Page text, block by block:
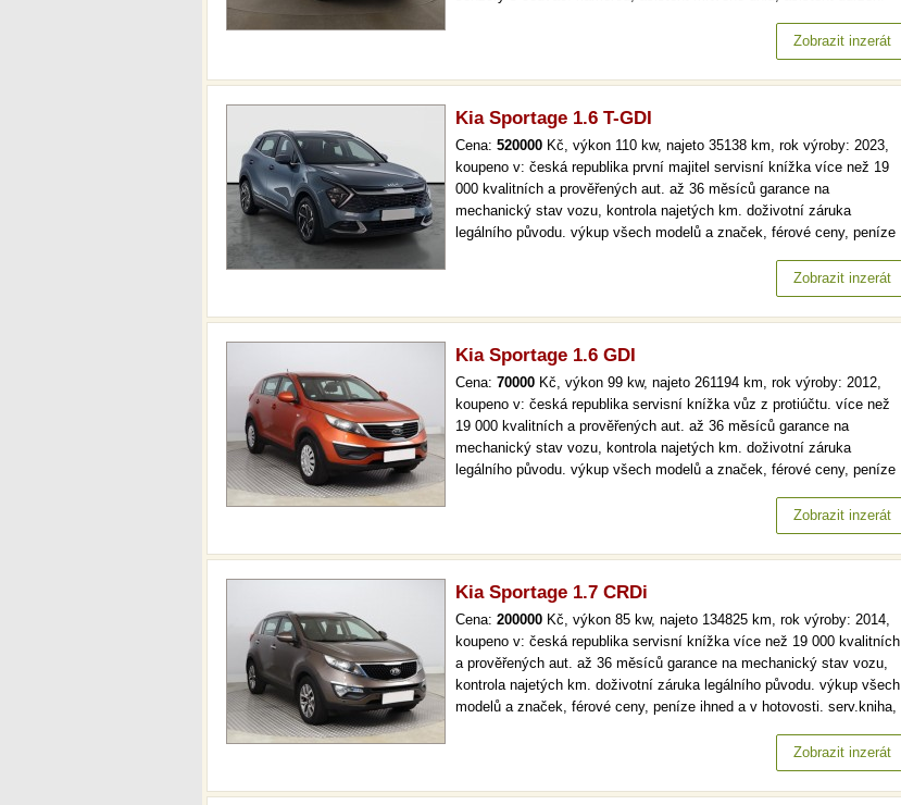
volant, adaptivní tempomat, navigace, bezklíčové odemykání a
Zobrazit inzerát
Kia Sportage 1.6 T-GDI
Cena: 520000 Kč, výkon 110 kw, najeto 35138 km, rok výroby: 2023,
koupeno v: česká republika první majitel servisní knížka více než 19
000 kvalitních a prověřených aut. až 36 měsíců garance na
mechanický stav vozu, kontrola najetých km. doživotní záruka
legálního původu. výkup všech modelů a značek, férové ceny, peníze
36 měsíců garance na mechanický stav vozu, kontrola najetých km.…
Zobrazit inzerát
Kia Sportage 1.6 GDI
Cena: 70000 Kč, výkon 99 kw, najeto 261194 km, rok výroby: 2012,
koupeno v: česká republika servisní knížka vůz z protiúčtu. více než
19 000 kvalitních a prověřených aut. až 36 měsíců garance na
mechanický stav vozu, kontrola najetých km. doživotní záruka
legálního původu. výkup všech modelů a značek, férové ceny, peníze
prověřených aut. až 36 měsíců garance na mechanický stav vozu,
Zobrazit inzerát
Kia Sportage 1.7 CRDi
Cena: 200000 Kč, výkon 85 kw, najeto 134825 km, rok výroby: 2014,
koupeno v: česká republika servisní knížka více než 19 000 kvalitních
a prověřených aut. až 36 měsíců garance na mechanický stav vozu,
kontrola najetých km. doživotní záruka legálního původu. výkup všech
modelů a značek, férové ceny, peníze ihned a v hotovosti. serv.kniha,
měsíců garance na mechanický stav vozu, kontrola najetých…
Zobrazit inzerát